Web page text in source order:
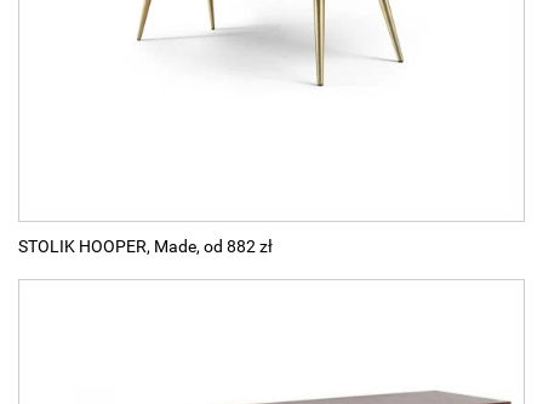
STOLIK HOOPER, Made, od 882 zł